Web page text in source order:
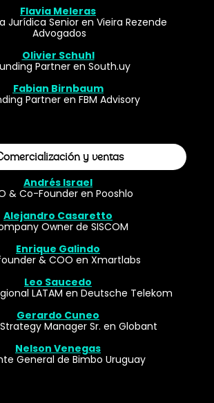
Flavia Meleras
Jurídica Senior en Vieira Rezende
Advogados
Olivier Schuhl
Partner en South.uy
Fabian Birnbaum
Partner en FBM Advisory
y ventas
Andrés Israel
& Co-Founder en Pooshlo
Alejandro Casaretto
Owner de SISCOM
Enrique Galindo
& COO en Xmartlabs
Leo Saucedo
LATAM en Deutsche Telekom
Gerardo Cuneo
Manager Sr. en Globant
Nelson Venegas
General de Bimbo Uruguay